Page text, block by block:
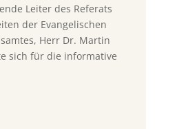
Leiter des Referats
der Evangelischen
Herr Dr. Martin
sich für die informative